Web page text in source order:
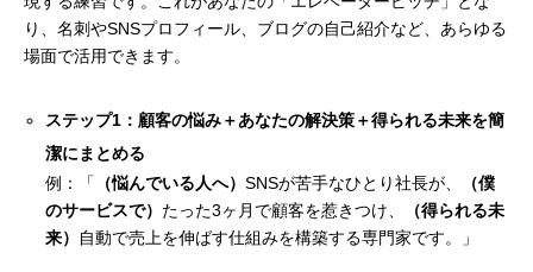
り、名刺やSNSプロフィール、ブログの自己紹介など、あらゆる
場面で活用できます。
ステップ1：顧客の悩み＋あなたの解決策＋得られる未来を簡
潔にまとめる
例：「
（悩んでいる人へ）SNSが苦手なひとり社長が、
（僕
のサービスで） たった3ヶ月で顧客を惹きつけ、
（得られる未
来）
自動で売上を伸ばす仕組みを構築する専門家です。」